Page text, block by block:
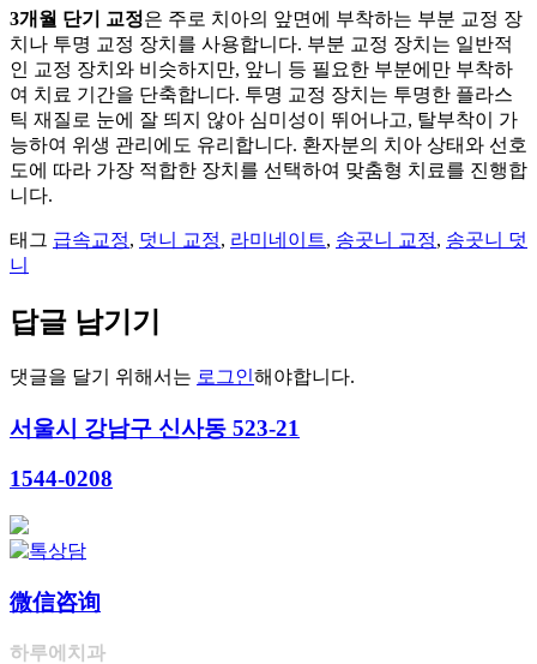
3개월 단기 교정은 주로 치아의 앞면에 부착하는 부분 교정 장
치나 투명 교정 장치를 사용합니다. 부분 교정 장치는 일반적
인 교정 장치와 비슷하지만, 앞니 등 필요한 부분에만 부착하
여 치료 기간을 단축합니다. 투명 교정 장치는 투명한 플라스
틱 재질로 눈에 잘 띄지 않아 심미성이 뛰어나고, 탈부착이 가
능하여 위생 관리에도 유리합니다. 환자분의 치아 상태와 선호
도에 따라 가장 적합한 장치를 선택하여 맞춤형 치료를 진행합
니다.
태그 급속교정, 덧니 교정, 라미네이트, 송곳니 교정, 송곳니 덧
니
답글 남기기
댓글을 달기 위해서는 로그인해야합니다.
서울시 강남구 신사동 523-21
1544-0208
微信咨询
하루에치과